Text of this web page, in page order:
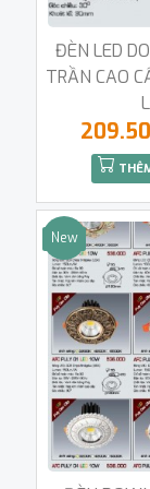
ĐÈN LED
TRẦN CAO
Sale
New